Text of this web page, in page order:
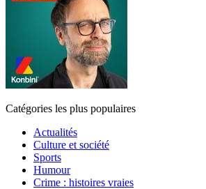
Catégories les plus populaires
Actualités
Culture et société
Sports
Humour
Crime : histoires vraies